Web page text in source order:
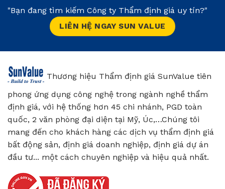
"Bạn đang tìm kiếm Công ty Thẩm định giá uy tín?"
LIÊN HỆ NGAY SUN VALUE
Thương hiệu Thẩm định giá SunValue tiên
phong ứng dụng công nghệ trong ngành nghề thẩm
định giá, với hệ thống hơn 45 chi nhánh, PGD toàn
quốc, 2 văn phòng đại diện tại Mỹ, Úc,…Chúng tôi
mang đến cho khách hàng các dịch vụ thẩm định giá
bất động sản, định giá doanh nghiệp, định giá dự án
đầu tư... một cách chuyên nghiệp và hiệu quả nhất.